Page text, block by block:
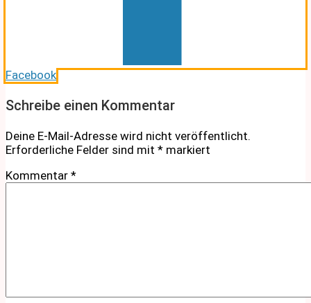
Facebook
Schreibe einen Kommentar
Deine E-Mail-Adresse wird nicht veröffentlicht.
Erforderliche Felder sind mit * markiert
Kommentar *